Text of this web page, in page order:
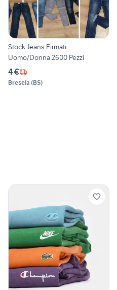
Stock Jeans Firmati
Uomo/Donna 2600 Pezzi
4 €
Brescia (BS)